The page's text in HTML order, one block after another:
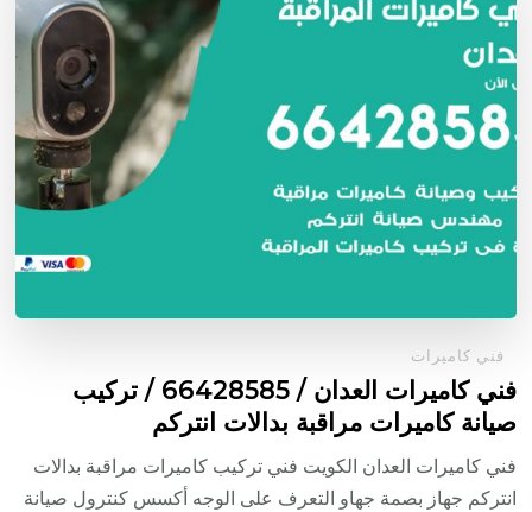
فني كاميرات
فني كاميرات العدان / 66428585 / تركيب
صيانة كاميرات مراقبة بدالات انتركم
فني كاميرات العدان الكويت فني تركيب كاميرات مراقبة بدالات
انتركم جهاز بصمة جهاو التعرف على الوجه أكسس كنترول صيانة